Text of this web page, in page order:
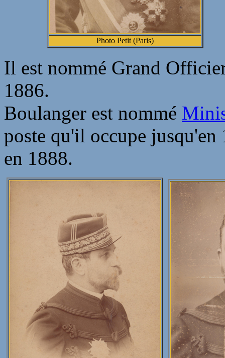
Photo Petit (Paris)
Il est nommé Grand
1886.
Boulanger est nommé
poste qu'il occupe
en 1888.